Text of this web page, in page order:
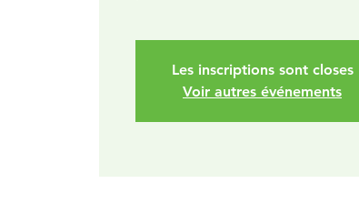
Les inscriptions sont closes
Voir autres événements